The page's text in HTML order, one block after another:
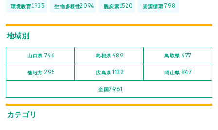
環境教育1935 生物多様性2094 脱炭素1520 資源循環 798
地域別
山口県 746 島根県 489 鳥取県 477
他地方 295 広島県 1132 岡山県 847
全国2961
カテゴリ